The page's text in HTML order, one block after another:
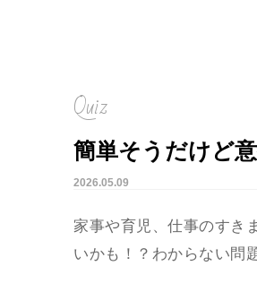
Quiz
簡単そうだけど
2026.05.09
家事や育児、仕事のすき
いかも！？わからない問